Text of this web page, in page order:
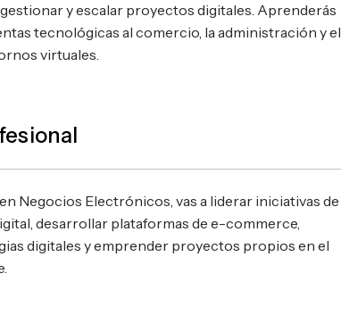
y escalar proyectos digitales. Aprenderás
tecnológicas al comercio, la administración y el
virtuales.
Negocios Electrónicos, vas a liderar iniciativas de
desarrollar plataformas de e-commerce,
digitales y emprender proyectos propios en el